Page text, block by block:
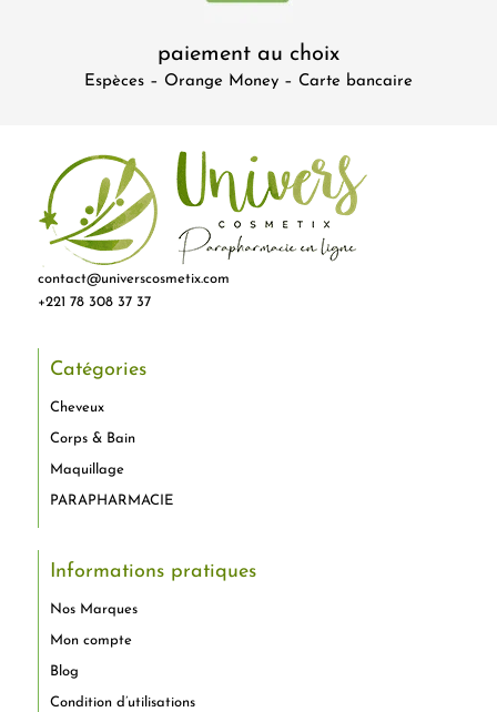
paiement au choix
Espèces – Orange Money – Carte bancaire
contact@universcosmetix.com
+221 78 308 37 37
Catégories
Cheveux
Corps & Bain
Maquillage
PARAPHARMACIE
Informations pratiques
Nos Marques
Mon compte
Blog
Condition d’utilisations